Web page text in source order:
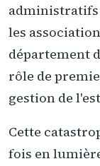
administratifs
les
département
rôle de
gestion de
Cette
fois en